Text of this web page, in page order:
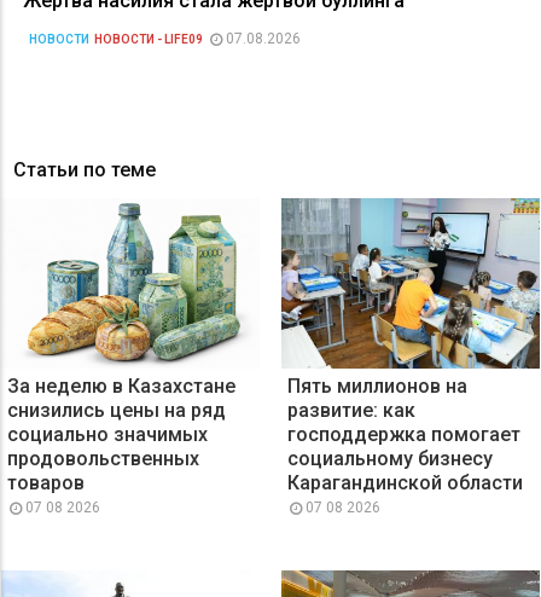
НОВОСТИ НОВОСТИ - LIFE09 07.08.2026
Статьи по теме
За неделю в Казахстане
снизились цены на ряд
социально значимых
продовольственных
товаров
07 08 2026
Пять миллионов на
развитие: как
господдержка помогает
социальному бизнесу
Карагандинской области
07 08 2026